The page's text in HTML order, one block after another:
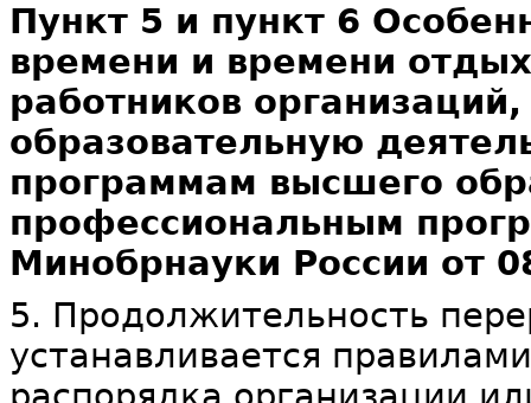
Пункт 5 и пункт 6
времени и времени
работников
образовательную
программам высшего
профессиональным
Минобрнауки России от
5. Продолжительность
устанавливается